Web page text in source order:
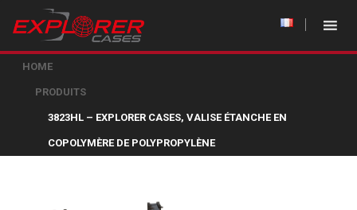
HOME
PRODUITS
3823HL – EXPLORER CASES, VALISE ÉTANCHE EN
COPOLYMÈRE DE POLYPROPYLÈNE